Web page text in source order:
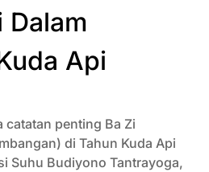
Dalam
Api
catatan penting Ba Zi
di Tahun Kuda Api
Suhu Budiyono Tantrayoga,